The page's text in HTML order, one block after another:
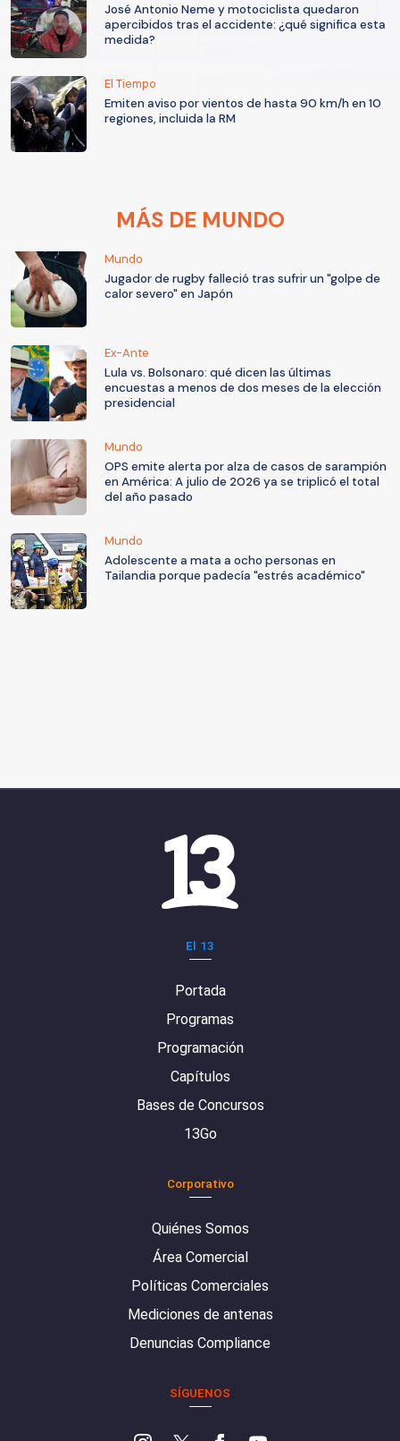
José Antonio Neme y motociclista quedaron
apercibidos tras el accidente: ¿qué significa esta
medida?
El Tiempo
Emiten aviso por vientos de hasta 90 km/h en 10
regiones, incluida la RM
MÁS DE MUNDO
Mundo
Jugador de rugby falleció tras sufrir un "golpe de
calor severo" en Japón
Ex-Ante
Lula vs. Bolsonaro: qué dicen las últimas
encuestas a menos de dos meses de la elección
presidencial
Mundo
OPS emite alerta por alza de casos de sarampión
en América: A julio de 2026 ya se triplicó el total
del año pasado
Mundo
Adolescente a mata a ocho personas en
Tailandia porque padecía "estrés académico"
El 13
Portada
Programas
Programación
Capítulos
Bases de Concursos
13Go
Corporativo
Quiénes Somos
Área Comercial
Políticas Comerciales
Mediciones de antenas
Denuncias Compliance
SÍGUENOS